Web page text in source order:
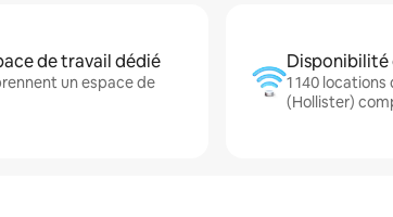
de travail dédié
un espace de
Disponibilité
1 140
(Hollister)